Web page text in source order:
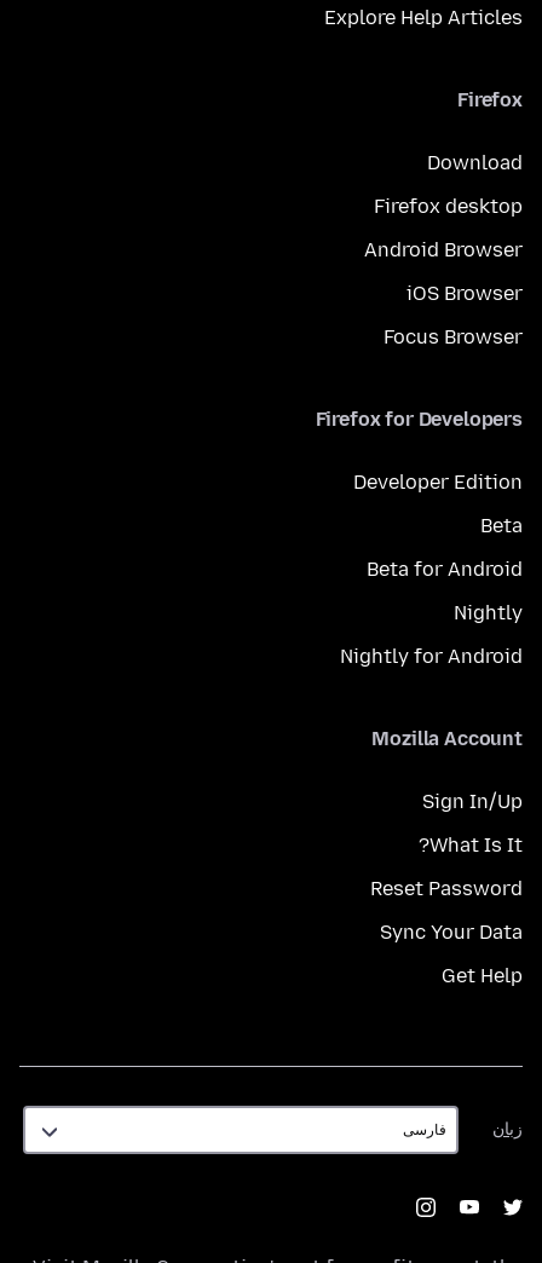
Explore Help Articles
Firefox
Download
Firefox desktop
Android Browser
iOS Browser
Focus Browser
Firefox for Developers
Developer Edition
Beta
Beta for Android
Nightly
Nightly for Android
Mozilla Account
Sign In/Up
What Is It?
Reset Password
Sync Your Data
Get Help
زبان
زبان